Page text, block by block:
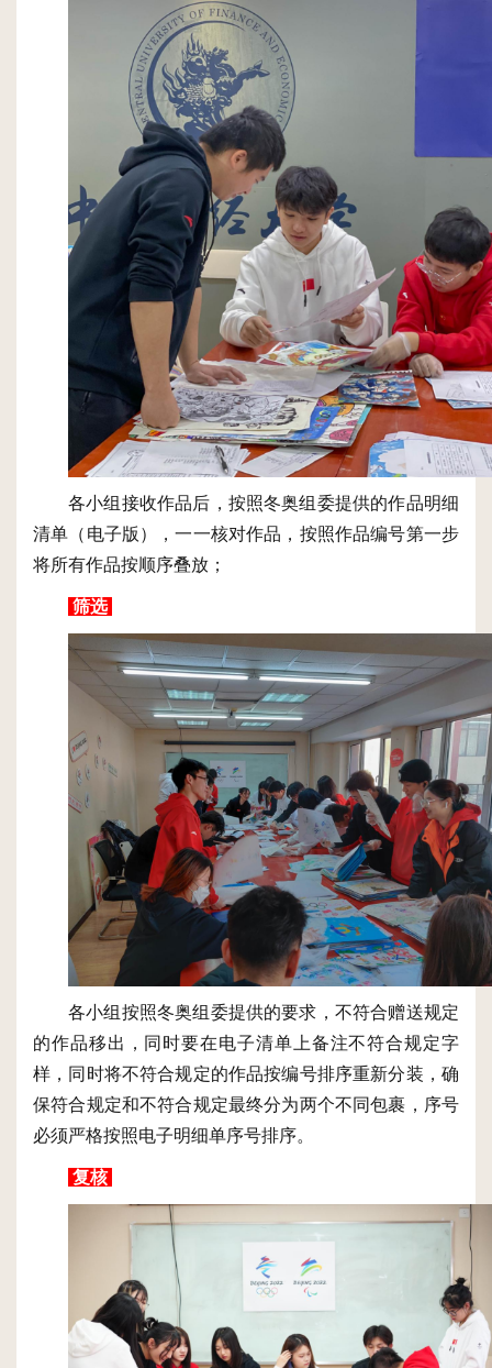
各小组接收作品后，按照冬奥组委提供的作品明细
清单（电子版），一一核对作品，按照作品编号第一步
将所有作品按顺序叠放；
筛选
各小组按照冬奥组委提供的要求，不符合赠送规定
的作品移出，同时要在电子清单上备注不符合规定字
样，同时将不符合规定的作品按编号排序重新分装，确
保符合规定和不符合规定最终分为两个不同包裹，序号
必须严格按照电子明细单序号排序。
复核